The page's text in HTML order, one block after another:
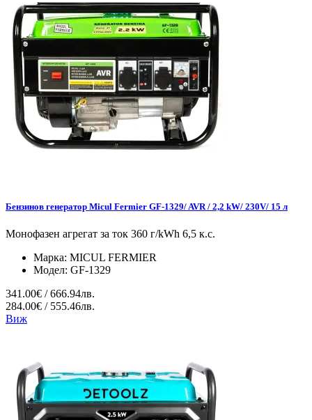
Бензинов генератор Micul Fermier GF-1329/ AVR / 2,2 kW/ 230V/ 15 л
Монофазен агрегат за ток 360 г/kWh 6,5 к.с.
Марка: MICUL FERMIER
Модел: GF-1329
341.00€ / 666.94лв.
284.00€ / 555.46лв.
Виж